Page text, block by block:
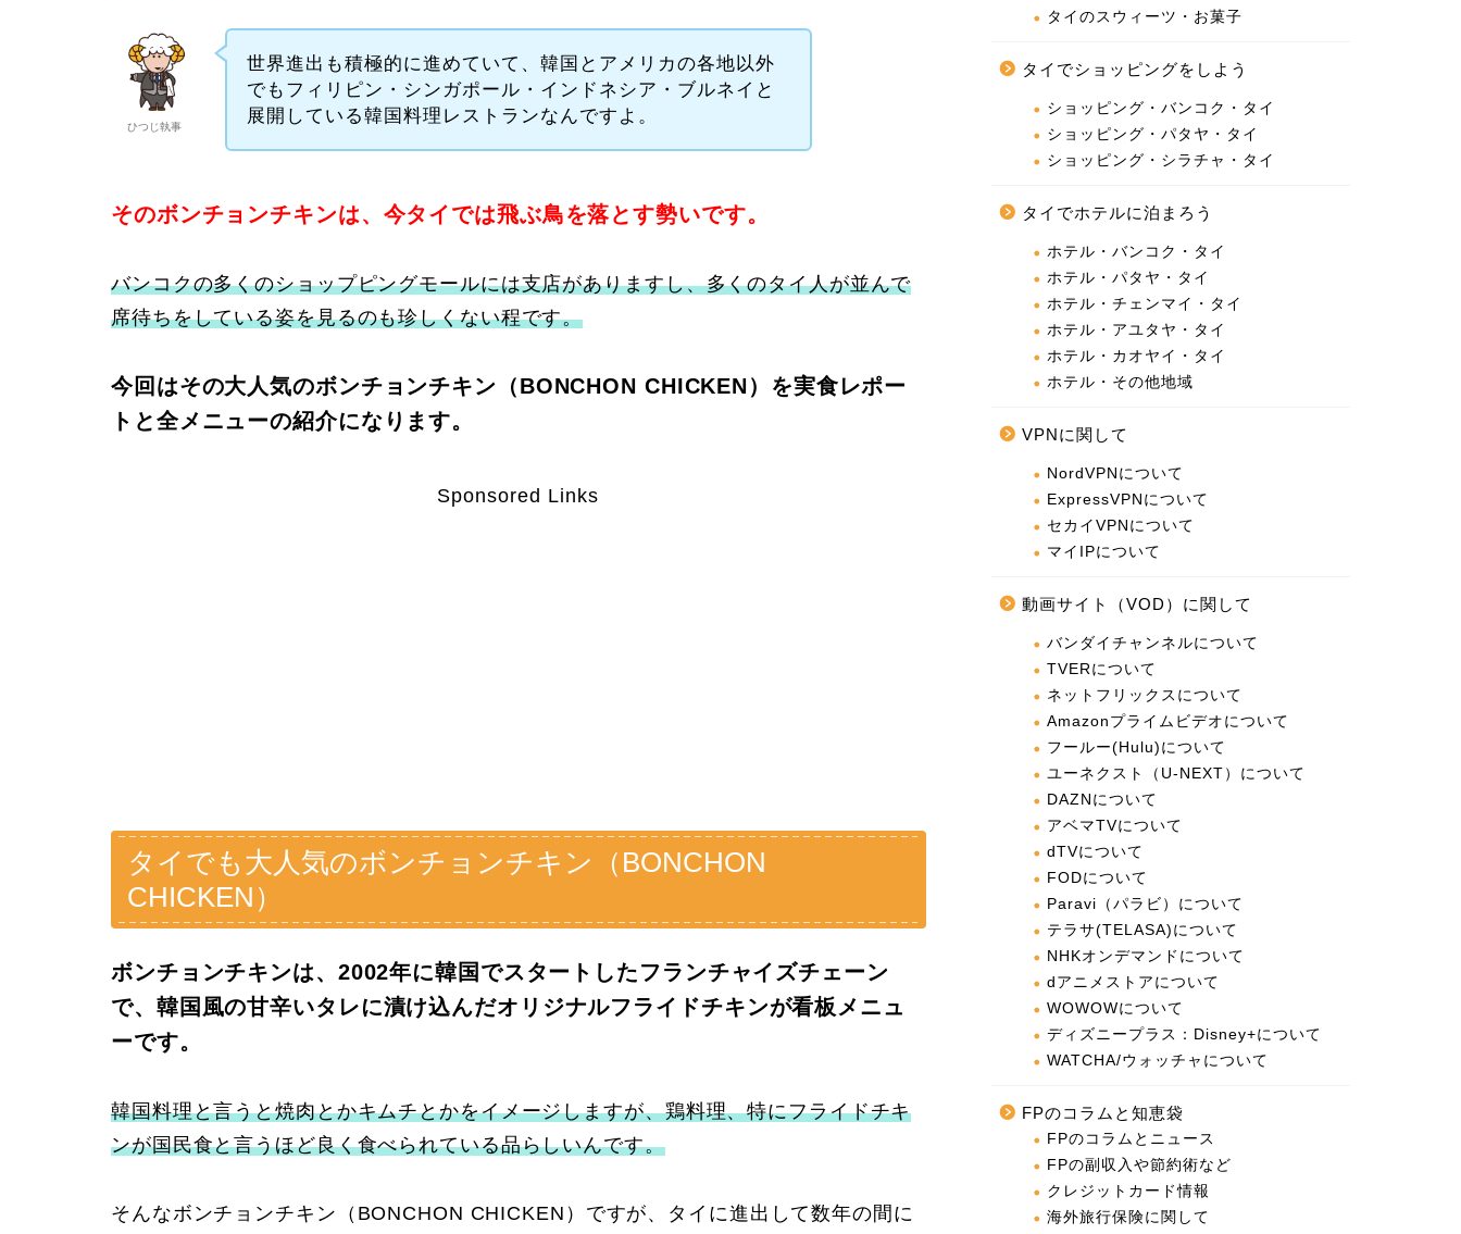
ひつじ執事
世界進出も積極的に進めていて、韓国とアメリカの各地以外
でもフィリピン・シンガポール・インドネシア・ブルネイと
展開している韓国料理レストランなんですよ。
そのボンチョンチキンは、今タイでは飛ぶ鳥を落とす勢いです。
バンコクの多くのショップピングモールには支店がありますし、多くのタイ人が並んで
席待ちをしている姿を見るのも珍しくない程です。
今回はその大人気のボンチョンチキン（BONCHON CHICKEN）を実食レポー
トと全メニューの紹介になります。
Sponsored Links
タイでも大人気のボンチョンチキン（BONCHON
CHICKEN）
ボンチョンチキンは、2002年に韓国でスタートしたフランチャイズチェーン
で、韓国風の甘辛いタレに漬け込んだオリジナルフライドチキンが看板メニュ
ーです。
韓国料理と言うと焼肉とかキムチとかをイメージしますが、鶏料理、特にフライドチキ
ンが国民食と言うほど良く食べられている品らしいんです。
そんなボンチョンチキン（BONCHON CHICKEN）ですが、タイに進出して数年の間に
タイのスウィーツ・お菓子
タイでショッピングをしよう
ショッピング・バンコク・タイ
ショッピング・パタヤ・タイ
ショッピング・シラチャ・タイ
タイでホテルに泊まろう
ホテル・バンコク・タイ
ホテル・パタヤ・タイ
ホテル・チェンマイ・タイ
ホテル・アユタヤ・タイ
ホテル・カオヤイ・タイ
ホテル・その他地域
VPNに関して
NordVPNについて
ExpressVPNについて
セカイVPNについて
マイIPについて
動画サイト（VOD）に関して
バンダイチャンネルについて
TVERについて
ネットフリックスについて
Amazonプライムビデオについて
フールー(Hulu)について
ユーネクスト（U-NEXT）について
DAZNについて
アベマTVについて
dTVについて
FODについて
Paravi（パラビ）について
テラサ(TELASA)について
NHKオンデマンドについて
dアニメストアについて
WOWOWについて
ディズニープラス：Disney+について
WATCHA/ウォッチャについて
FPのコラムと知恵袋
FPのコラムとニュース
FPの副収入や節約術など
クレジットカード情報
海外旅行保険に関して